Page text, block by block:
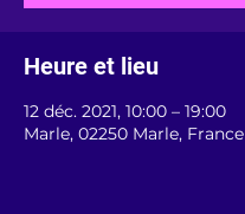
Heure et lieu
12 déc. 2021, 10:00 – 19:00
Marle, 02250 Marle, France